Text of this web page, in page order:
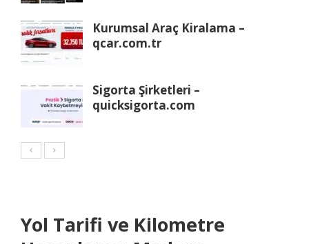
Kurumsal Araç Kiralama –
qcar.com.tr
Sigorta Şirketleri –
quicksigorta.com
Yol Tarifi ve Kilometre